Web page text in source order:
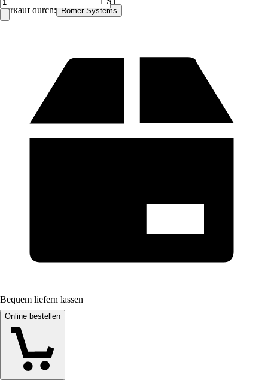
Verkauf durch: Römer Systems
Bequem liefern lassen
Online bestellen